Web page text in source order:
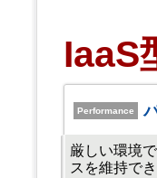
IaaS
Performance
厳しい環境
スを維持でき